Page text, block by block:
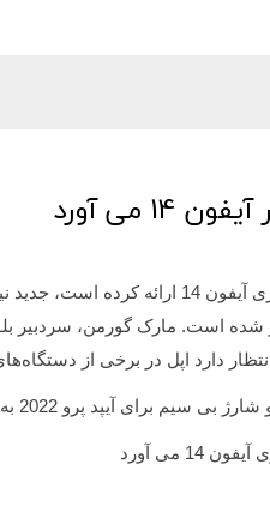
می آورد
گزارش‌های مربوط به اپل که صفحه‌نمایش پانچ حفره‌ای را
شده است. مارک گورمن، سردبیر
دارد اپل در برخی از دستگاه‌های 2022 پیشرفت
شارژ بی سیم برای آیپد پرو 2022 به ارمغان خواهد آورد.
می آورد